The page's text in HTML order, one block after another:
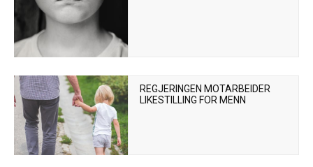
REGJERINGEN MOTARBEIDER
LIKESTILLING FOR MENN